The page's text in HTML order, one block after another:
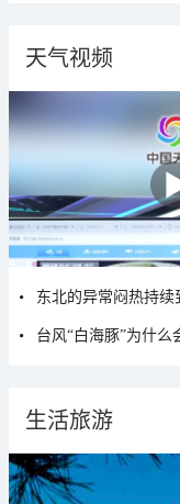
天气视频
东北的异常闷热持续
台风“白海豚”为什么
生活旅游